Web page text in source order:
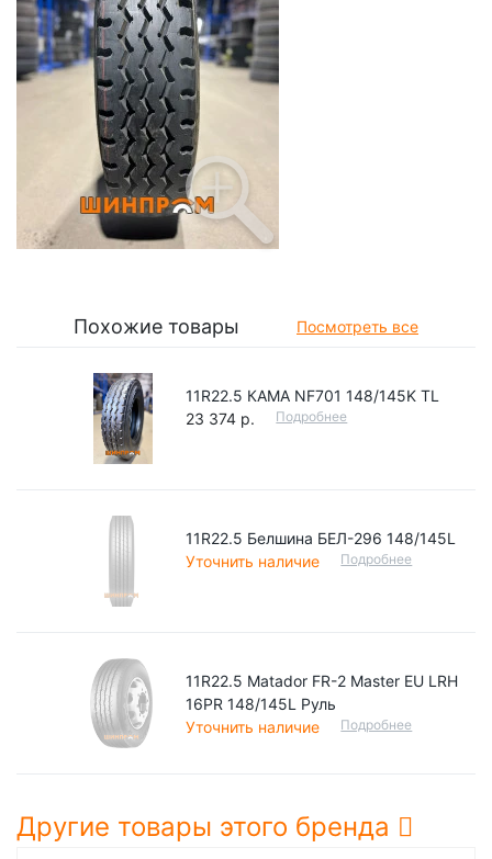
Похожие товары Посмотреть все
11R22.5 КАМА NF701 148/145K TL
23 374 р.
Подробнее
11R22.5 Белшина БЕЛ-296 148/145L
Уточнить наличие
Подробнее
11R22.5 Matador FR-2 Master EU LRH
16PR 148/145L Руль
Уточнить наличие
Подробнее
Другие товары этого бренда